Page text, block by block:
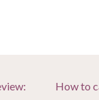
How to